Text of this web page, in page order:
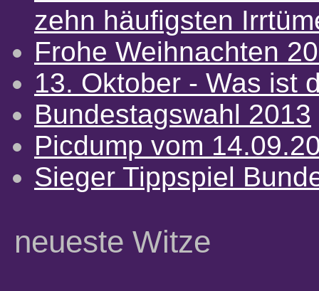
zehn häufigsten
Frohe Weihnachten
13. Oktober - Was ist
Bundestagswahl 2013
Picdump vom
Sieger Tippspiel
neueste Witze